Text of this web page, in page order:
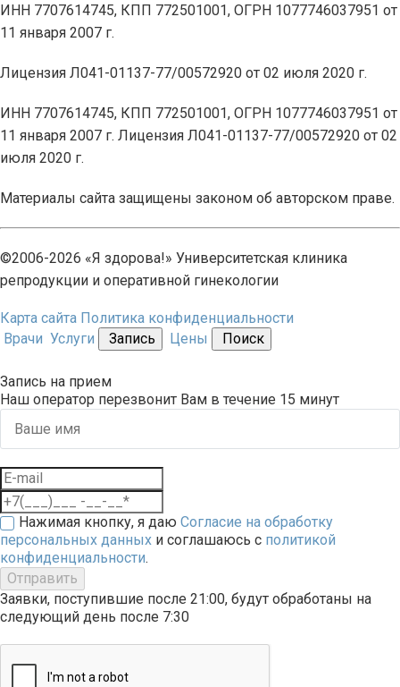
ИНН 7707614745, КПП 772501001, ОГРН 1077746037951 от
11 января 2007 г.
Лицензия Л041-01137-77/00572920 от 02 июля 2020 г.
ИНН 7707614745, КПП 772501001, ОГРН 1077746037951 от
11 января 2007 г. Лицензия Л041-01137-77/00572920 от 02
июля 2020 г.
Материалы сайта защищены законом об авторском праве.
©2006-2026 «Я здорова!» Университетская клиника
репродукции и оперативной гинекологии
Карта сайта Политика конфиденциальности
Врачи Услуги Запись Цены Поиск
Запись на прием
Наш оператор перезвонит Вам в течение 15 минут
Нажимая кнопку, я даю Согласие на обработку
персональных данных и соглашаюсь с политикой
конфиденциальности.
Отправить
Заявки, поступившие после 21:00, будут обработаны на
следующий день после 7:30